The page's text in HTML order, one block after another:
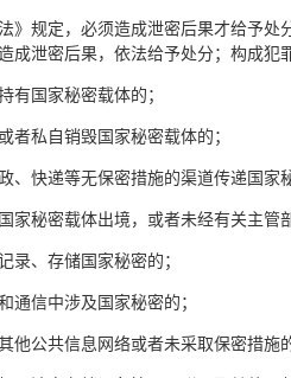
》规定，必须造成泄密后果才给予处
成泄密后果，依法给予处分；构成犯
有国家秘密载体的；
者私自销毁国家秘密载体的；
、快递等无保密措施的渠道传递国家
家秘密载体出境，或者未经有关主
录、存储国家秘密的；
通信中涉及国家秘密的；
他公共信息网络或者未采取保密措